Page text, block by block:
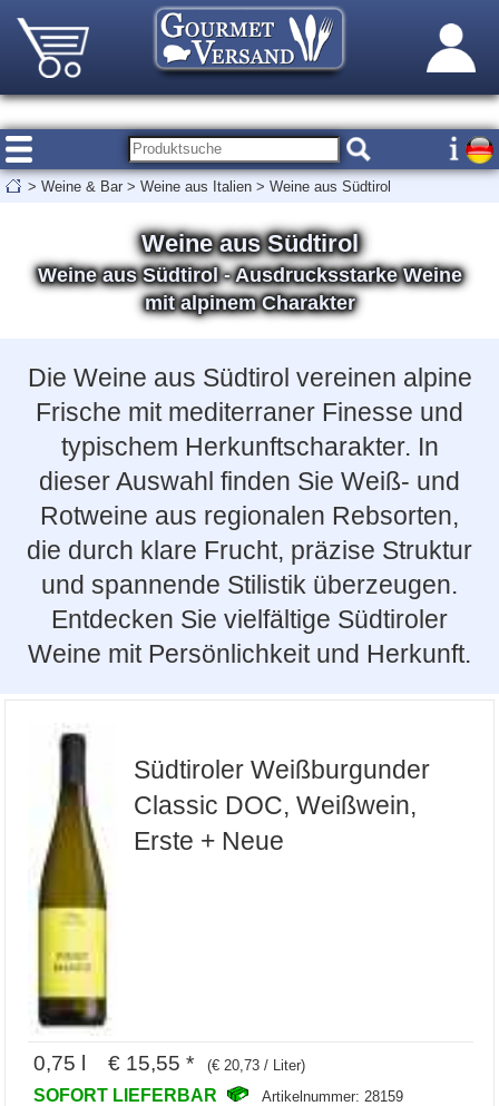
> Weine & Bar > Weine aus Italien > Weine aus Südtirol
Weine aus Südtirol
Weine aus Südtirol - Ausdrucksstarke Weine
mit alpinem Charakter
Die Weine aus Südtirol vereinen alpine
Frische mit mediterraner Finesse und
typischem Herkunftscharakter. In
dieser Auswahl finden Sie Weiß- und
Rotweine aus regionalen Rebsorten,
die durch klare Frucht, präzise Struktur
und spannende Stilistik überzeugen.
Entdecken Sie vielfältige Südtiroler
Weine mit Persönlichkeit und Herkunft.
Südtiroler Weißburgunder
Classic DOC, Weißwein,
Erste + Neue
0,75 l € 15,55 * (€ 20,73 / Liter)
SOFORT LIEFERBAR Artikelnummer: 28159